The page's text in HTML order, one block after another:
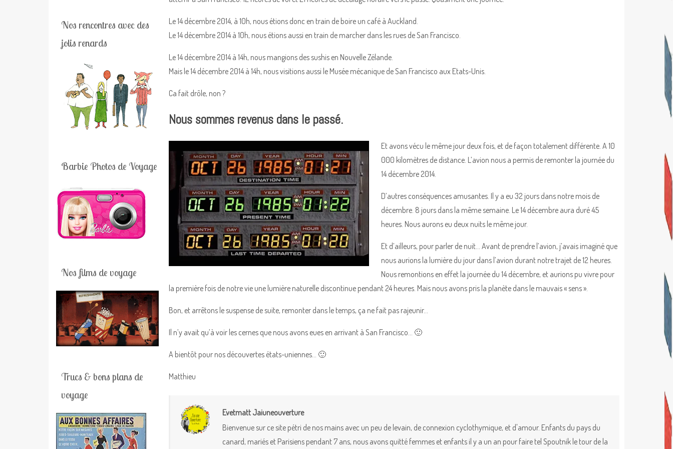
Le 14 décembre 2014, à 10h, nous étions donc en train de boire un café à Auckland.
Le 14 décembre 2014 à 10h, nous étions aussi en train de marcher dans les rues de San Francisco.
Le 14 décembre 2014 à 14h, nous mangions des sushis en Nouvelle Zélande.
Mais le 14 décembre 2014 à 14h, nous visitions aussi le Musée mécanique de San Francisco aux Etats-Unis.
Ca fait drôle, non ?
Nous sommes revenus dans le passé.
Et avons vécu le même jour deux fois, et de façon totalement différente. A 10
000 kilomètres de distance. L’avion nous a permis de remonter la journée du
14 décembre 2014.
D’autres conséquences amusantes. Il y a eu 32 jours dans notre mois de
décembre. 8 jours dans la même semaine. Le 14 décembre aura duré 45
heures. Nous aurons eu deux nuits le même jour.
Et d’ailleurs, pour parler de nuit… Avant de prendre l’avion, j’avais imaginé que
nous aurions la lumière du jour dans l’avion durant notre trajet de 12 heures.
Nous remontions en effet la journée du 14 décembre, et aurions pu vivre pour
la première fois de notre vie une lumière naturelle discontinue pendant 24 heures. Mais nous avons pris la planète dans le mauvais « sens ».
Bon, et arrêtons le suspense de suite, remonter dans le temps, ça ne fait pas rajeunir…
Il n’y avait qu’à voir les cernes que nous avons eues en arrivant à San Francisco… 🙂
A bientôt pour nos découvertes états-uniennes… 🙂
Matthieu
Evetmatt Jaiuneouverture
Bienvenue sur ce site pétri de nos mains avec un peu de levain, de connexion cyclothymique, et d'amour. Enfants du pays du
canard, mariés et Parisiens pendant 7 ans, nous avons quitté femmes et enfants il y a un an pour faire tel Spoutnik le tour de la
Nos rencontres avec des
jolis renards
Barbie Photos de Voyage
Nos films de voyage
Trucs & bons plans de
voyage